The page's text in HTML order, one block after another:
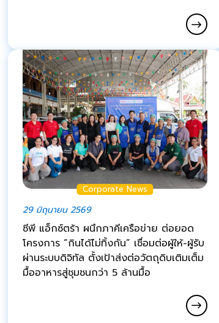
Corporate News
29 มิถุนายน 2569
ซีพี แอ็กซ์ตร้า ผนึกภาคีเครือข่าย ต่อยอด
โครงการ “กินได้ไม่ทิ้งกัน” เชื่อมต่อผู้ให้-ผู้รับ
ผ่านระบบดิจิทัล ตั้งเป้าส่งต่อวัตถุดิบเติมเต็ม
มื้ออาหารสู่ชุมชนกว่า 5 ล้านมื้อ